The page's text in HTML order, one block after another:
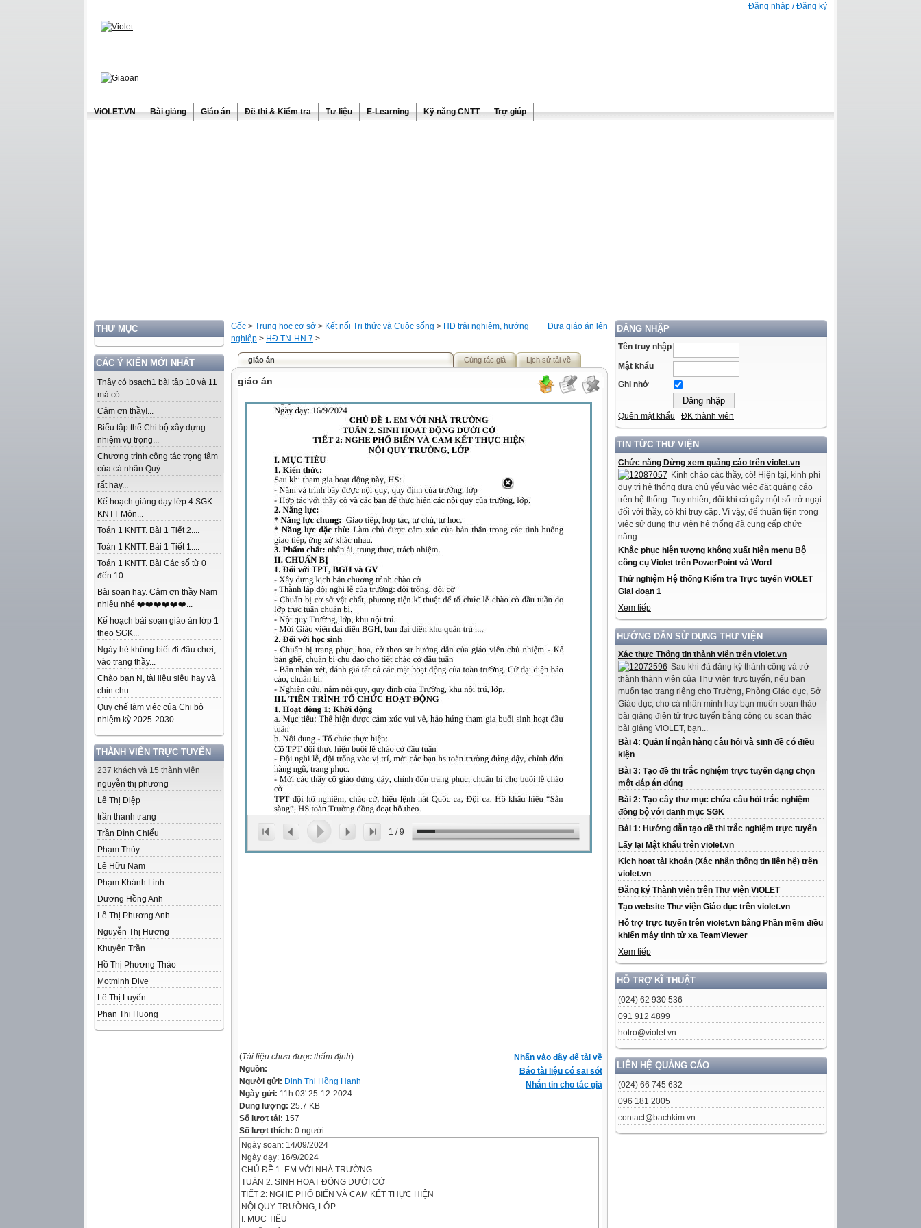
Đăng nhập / Đăng ký
ViOLET.VN Bài giảng Giáo án Đề thi & Kiểm tra Tư liệu E-Learning Kỹ năng CNTT Trợ giúp
THƯ MỤC
CÁC Ý KIẾN MỚI NHẤT
Thầy có bsach1 bài tập 10 và 11
mà có...
Cảm ơn thầy!...
Biểu tập thể Chi bộ xây dựng
nhiệm vụ trọng...
Chương trình công tác trọng tâm
của cá nhân Quý...
rất hay...
Kế hoạch giảng dạy lớp 4 SGK -
KNTT Môn...
Toán 1 KNTT. Bài 1 Tiết 2....
Toán 1 KNTT. Bài 1 Tiết 1....
Toán 1 KNTT. Bài Các số từ 0
đến 10...
Bài soạn hay. Cảm ơn thầy Nam
nhiều nhé ❤️❤️❤️❤️❤️❤️...
Kế hoạch bài soạn giáo án lớp 1
theo SGK...
Ngày hè không biết đi đâu chơi,
vào trang thầy...
Chào bạn N, tài liệu siêu hay và
chỉn chu...
Quy chế làm việc của Chi bộ
nhiệm kỳ 2025-2030...
THÀNH VIÊN TRỰC TUYẾN
237 khách và 15 thành viên
nguyễn thị phương
Lê Thị Diệp
trần thanh trang
Trần Đình Chiểu
Phạm Thủy
Lê Hữu Nam
Phạm Khánh Linh
Dương Hồng Anh
Lê Thị Phương Anh
Nguyễn Thị Hương
Khuyên Trần
Hồ Thị Phương Thảo
Motminh Dive
Lê Thị Luyến
Phan Thi Huong
ĐĂNG NHẬP
Tên truy nhập
Mật khẩu
Ghi nhớ
Quên mật khẩu ĐK thành viên
TIN TỨC THƯ VIỆN
Chức năng Dừng xem quảng cáo trên violet.vn
Kính chào các thầy, cô! Hiện tại, kinh phí
duy trì hệ thống dựa chủ yếu vào việc đặt quảng cáo
trên hệ thống. Tuy nhiên, đôi khi có gây một số trở ngại
đối với thầy, cô khi truy cập. Vì vậy, để thuận tiện trong
việc sử dụng thư viện hệ thống đã cung cấp chức
năng...
Khắc phục hiện tượng không xuất hiện menu Bộ
công cụ Violet trên PowerPoint và Word
Thử nghiệm Hệ thống Kiểm tra Trực tuyến ViOLET
Giai đoạn 1
Xem tiếp
HƯỚNG DẪN SỬ DỤNG THƯ VIỆN
Xác thực Thông tin thành viên trên violet.vn
Sau khi đã đăng ký thành công và trở
thành thành viên của Thư viện trực tuyến, nếu bạn
muốn tạo trang riêng cho Trường, Phòng Giáo dục, Sở
Giáo dục, cho cá nhân mình hay bạn muốn soạn thảo
bài giảng điện tử trực tuyến bằng công cụ soạn thảo
bài giảng ViOLET, bạn...
Bài 4: Quản lí ngân hàng câu hỏi và sinh đề có điều
kiện
Bài 3: Tạo đề thi trắc nghiệm trực tuyến dạng chọn
một đáp án đúng
Bài 2: Tạo cây thư mục chứa câu hỏi trắc nghiệm
đồng bộ với danh mục SGK
Bài 1: Hướng dẫn tạo đề thi trắc nghiệm trực tuyến
Lấy lại Mật khẩu trên violet.vn
Kích hoạt tài khoản (Xác nhận thông tin liên hệ) trên
violet.vn
Đăng ký Thành viên trên Thư viện ViOLET
Tạo website Thư viện Giáo dục trên violet.vn
Hỗ trợ trực tuyến trên violet.vn bằng Phần mềm điều
khiển máy tính từ xa TeamViewer
Xem tiếp
HỖ TRỢ KĨ THUẬT
(024) 62 930 536
091 912 4899
hotro@violet.vn
LIÊN HỆ QUẢNG CÁO
(024) 66 745 632
096 181 2005
contact@bachkim.vn
Đưa giáo án lên
Gốc > Trung học cơ sở > Kết nối Tri thức và Cuộc sống > HĐ trải nghiệm, hướng
nghiệp > HĐ TN-HN 7 >
giáo án Cùng tác giả Lịch sử tải về
giáo án
1 /9
Nhấn vào đây để tải về
Báo tài liệu có sai sót
Nhắn tin cho tác giả
(Tài liệu chưa được thẩm định)
Nguồn:
Người gửi: Đinh Thị Hồng Hạnh
Ngày gửi: 11h:03' 25-12-2024
Dung lượng: 25.7 KB
Số lượt tải: 157
Số lượt thích: 0 người
Ngày soạn: 14/09/2024
Ngày dạy: 16/9/2024
CHỦ ĐỀ 1. EM VỚI NHÀ TRƯỜNG
TUẦN 2. SINH HOẠT ĐỘNG DƯỚI CỜ
TIẾT 2: NGHE PHỔ BIẾN VÀ CAM KẾT THỰC HIỆN
NỘI QUY TRƯỜNG, LỚP
I. MỤC TIÊU